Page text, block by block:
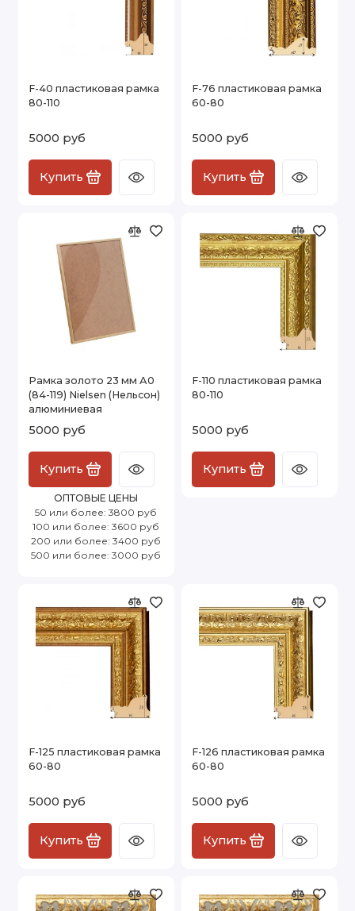
F-40 пластиковая рамка
80-110
5000 руб
Купить
F-76 пластиковая рамка
60-80
5000 руб
Купить
Рамка золото 23 мм А0
(84-119) Nielsen (Нельсон)
алюминиевая
5000 руб
Купить
ОПТОВЫЕ ЦЕНЫ
50 или более: 3800 руб
100 или более: 3600 руб
200 или более: 3400 руб
500 или более: 3000 руб
F-110 пластиковая рамка
80-110
5000 руб
Купить
F-125 пластиковая рамка
60-80
5000 руб
Купить
F-126 пластиковая рамка
60-80
5000 руб
Купить